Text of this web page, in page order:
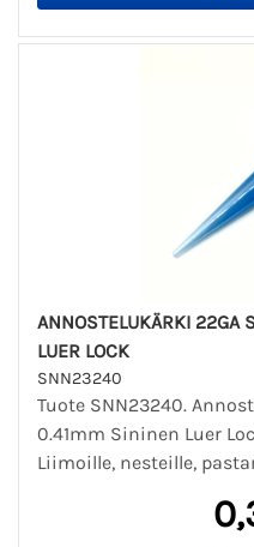
ANNOSTELUKÄRKI 22GA
LUER LOCK
SNN23240
Tuote SNN23240.
0.41mm Sininen Luer
Liimoille, nesteille,